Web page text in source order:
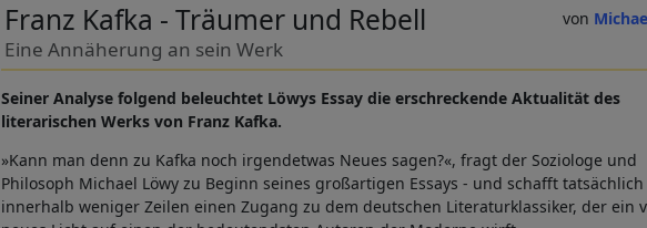
Franz Kafka - Träumer und Rebell
Eine Annäherung an sein Werk
Seiner Analyse folgend beleuchtet Löwys Essay die erschreckende Aktualität des
literarischen Werks von Franz Kafka.
»Kann man denn zu Kafka noch irgendetwas Neues sagen?«, fragt der Soziologe und
Philosoph Michael Löwy zu Beginn seines großartigen Essays - und schafft tatsächlich
innerhalb weniger Zeilen einen Zugang zu dem deutschen Literaturklassiker, der ein